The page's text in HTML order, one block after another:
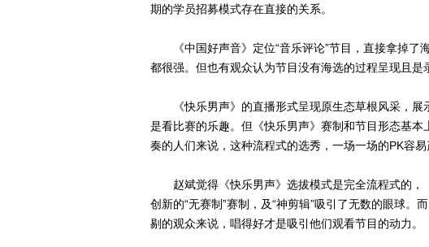
期的学员招募模式存在直接的关系。
《中国好声音》定位“音乐评论”节目，直接拿掉了
都很强。但也有观众认为节目没有海选的过程呈现且是
《快乐男声》的直播形式呈现原生态草根风采，展
是看比赛的乐趣。但《快乐男声》赛制和节目形态基
奏的人们来说，这种流程式的选秀，一场一场的PK容易
赵斌觉得《快乐男声》选拔模式是完全流程式的，
创新的“无赛制”赛制，及“神剪辑”吸引了无数的眼球
剔的观众来说，唱得好才是吸引他们观看节目的动力。